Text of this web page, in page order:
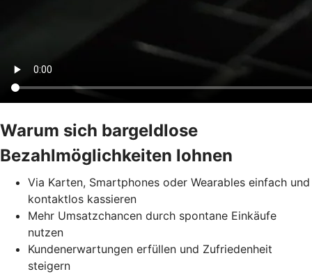
Warum sich bargeldlose
Bezahlmöglichkeiten lohnen
Via Karten, Smartphones oder Wearables einfach und
kontaktlos kassieren
Mehr Umsatzchancen durch spontane Einkäufe
nutzen
Kundenerwartungen erfüllen und Zufriedenheit
steigern